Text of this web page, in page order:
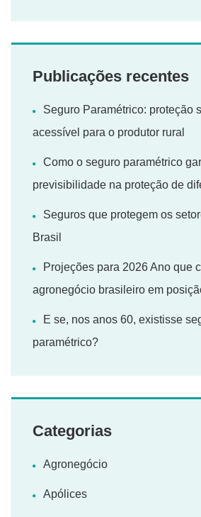
Publicações recentes
Seguro Paramétrico: proteção
acessível para o produtor rural
Como o seguro paramétrico
previsibilidade na proteção de
Seguros que protegem os
Brasil
Projeções para 2026 Ano que
agronegócio brasileiro em
E se, nos anos 60, existisse
paramétrico?
Categorias
Agronegócio
Apólices